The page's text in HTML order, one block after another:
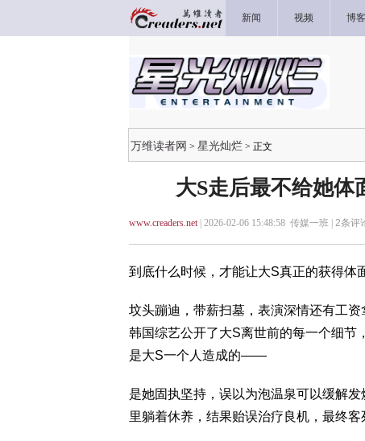
新闻 视频 博客
万维读者网 > 星光灿烂 > 正文
大S走后最不给她体
www.creaders.net| 2026-02-06 15:48:58 传媒一班 | 2条评
到底什么时候，才能让大S真正的获得体
坟头蹦迪，带薪扫墓，表演深情还有工
韩国综艺公开了大S离世前的每一个细节
是大S一个人造成的——
是她固执坚持，误以为泡温泉可以缓解
里躺着休养，结果贻误治疗良机，最终客